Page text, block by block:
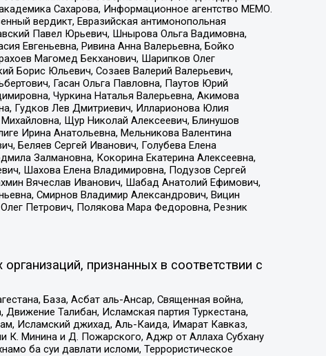
Сахарова, Информационное агентство МЕМО.
вердикт, Евразийская антимонопольная
Павел Юрьевич, Шнырова Ольга Вадимовна,
Евгеньевна, Ривина Анна Валерьевна, Бойко
Магомед Бекханович, Шарипков Олег
Борис Юльевич, Созаев Валерий Валерьевич,
Гасан Ольга Павловна, Паутов Юрий
Чуркина Наталья Валерьевна, Акимова
Гудков Лев Дмитриевич, Илларионова Юлия
Щур Николай Алексеевич, Блинушов
Ирина Анатольевна, Мельникова Валентина
Беляев Сергей Иванович, Голубева Елена
Залмановна, Кокорина Екатерина Алексеевна,
Шахова Елена Владимировна, Подузов Сергей
Вячеслав Иванович, Шабад Анатолий Ефимович,
Смирнов Владимир Александрович, Вицин
Петрович, Полякова Мара Федоровна, Резник
признанных в соответствии с
База, Асбат аль-Ансар, Священная война,
Талибан, Исламская партия Туркестана,
Исламский джихад, Аль-Каида, Имарат Кавказ,
К. Минина и Д. Пожарского, Аджр от Аллаха Субхану
ба суи давлати исломи, Террористическое